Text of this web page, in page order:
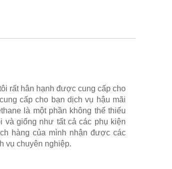
rất hân hạnh được cung cấp cho
cấp cho bạn dịch vụ hậu mãi
là một phần không thể thiếu
và giống như tất cả các phụ kiện
hàng của mình nhận được các
vụ chuyên nghiệp.